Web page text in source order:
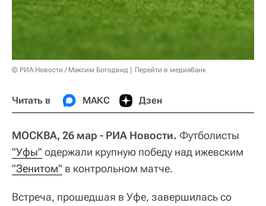
© РИА Новости / Максим Богодвид Перейти в медиабанк
Читать в МАКС Дзен
МОСКВА, 26 мар - РИА Новости. Футболисты
"Уфы" одержали крупную победу над ижевским
"Зенитом" в контрольном матче.
Встреча, прошедшая в Уфе, завершилась со